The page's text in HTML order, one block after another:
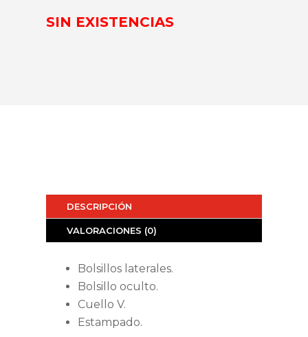
SIN EXISTENCIAS
DESCRIPCIÓN
VALORACIONES (0)
Bolsillos laterales.
Bolsillo oculto.
Cuello V.
Estampado.